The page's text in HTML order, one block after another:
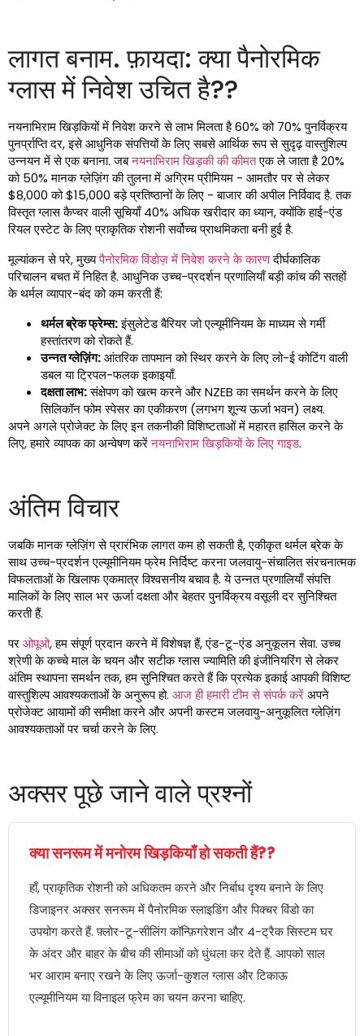
लागत बनाम. फ़ायदा: क्या पैनोरमिक
ग्लास में निवेश उचित है??
नयनाभिराम खिड़कियों में निवेश करने से लाभ मिलता है 60% को 70% पुनर्विक्रय
पुनर्प्राप्ति दर, इसे आधुनिक संपत्तियों के लिए सबसे आर्थिक रूप से सुदृढ़ वास्तुशिल्प
उन्नयन में से एक बनाना. जबनयनाभिराम खिड़की की कीमतएक ले जाता है 20%
को 50% मानक ग्लेज़िंग की तुलना में अग्रिम प्रीमियम - आमतौर पर से लेकर
$8,000 को $15,000 बड़े प्रतिष्ठानों के लिए - बाजार की अपील निर्विवाद है. तक
विस्तृत ग्लास कैप्चर वाली सूचियाँ 40% अधिक खरीदार का ध्यान, क्योंकि हाई-एंड
रियल एस्टेट के लिए प्राकृतिक रोशनी सर्वोच्च प्राथमिकता बनी हुई है.
मूल्यांकन से परे, मुख्यपैनोरमिक विंडोज़ में निवेश करने के कारणदीर्घकालिक
परिचालन बचत में निहित है. आधुनिक उच्च-प्रदर्शन प्रणालियाँ बड़ी कांच की सतहों
के थर्मल व्यापार-बंद को कम करती हैं:
थर्मल ब्रेक फ्रेम्स:इंसुलेटेड बैरियर जो एल्यूमीनियम के माध्यम से गर्मी
हस्तांतरण को रोकते हैं.
उन्नत ग्लेज़िंग:आंतरिक तापमान को स्थिर करने के लिए लो-ई कोटिंग वाली
डबल या ट्रिपल-फलक इकाइयाँ.
दक्षता लाभ:संक्षेपण को खत्म करने और NZEB का समर्थन करने के लिए
सिलिकॉन फोम स्पेसर का एकीकरण (लगभग शून्य ऊर्जा भवन) लक्ष्य.
अपने अगले प्रोजेक्ट के लिए इन तकनीकी विशिष्टताओं में महारत हासिल करने के
लिए, हमारे व्यापक का अन्वेषण करेंनयनाभिराम खिड़कियों के लिए गाइड.
अंतिम विचार
जबकि मानक ग्लेज़िंग से प्रारंभिक लागत कम हो सकती है, एकीकृत थर्मल ब्रेक के
साथ उच्च-प्रदर्शन एल्यूमीनियम फ्रेम निर्दिष्ट करना जलवायु-संचालित संरचनात्मक
विफलताओं के खिलाफ एकमात्र विश्वसनीय बचाव है. ये उन्नत प्रणालियाँ संपत्ति
मालिकों के लिए साल भर ऊर्जा दक्षता और बेहतर पुनर्विक्रय वसूली दर सुनिश्चित
करती हैं.
परओपूओ, हम संपूर्ण प्रदान करने में विशेषज्ञ हैं, एंड-टू-एंड अनुकूलन सेवा. उच्च
श्रेणी के कच्चे माल के चयन और सटीक ग्लास ज्यामिति की इंजीनियरिंग से लेकर
अंतिम स्थापना समर्थन तक, हम सुनिश्चित करते हैं कि प्रत्येक इकाई आपकी विशिष्ट
वास्तुशिल्प आवश्यकताओं के अनुरूप हो. आज ही हमारी टीम से संपर्क करेंअपने
प्रोजेक्ट आयामों की समीक्षा करने और अपनी कस्टम जलवायु-अनुकूलित ग्लेज़िंग
आवश्यकताओं पर चर्चा करने के लिए.
अक्सर पूछे जाने वाले प्रश्नों
क्या सनरूम में मनोरम खिड़कियाँ हो सकती हैं??
हाँ, प्राकृतिक रोशनी को अधिकतम करने और निर्बाध दृश्य बनाने के लिए
डिजाइनर अक्सर सनरूम में पैनोरमिक स्लाइडिंग और पिक्चर विंडो का
उपयोग करते हैं. फ़्लोर-टू-सीलिंग कॉन्फ़िगरेशन और 4-ट्रैक सिस्टम घर
के अंदर और बाहर के बीच की सीमाओं को धुंधला कर देते हैं. आपको साल
भर आराम बनाए रखने के लिए ऊर्जा-कुशल ग्लास और टिकाऊ
एल्यूमीनियम या विनाइल फ्रेम का चयन करना चाहिए.